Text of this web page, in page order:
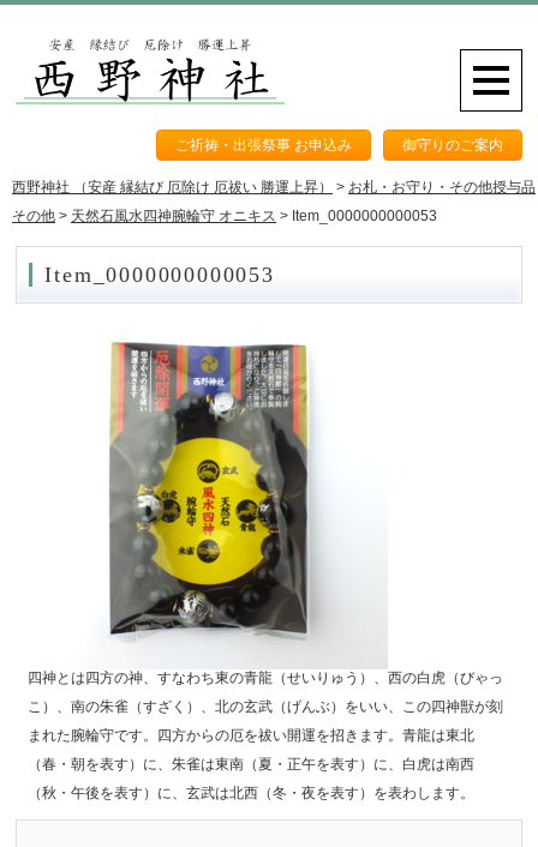
ご祈祷・出張祭事 お申込み 御守りのご案内
西野神社 （安産 縁結び 厄除け 厄祓い 勝運上昇） > お札・お守り・その他授与品
その他 > 天然石風水四神腕輪守 オニキス > Item_0000000000053
Item_0000000000053
四神とは四方の神、すなわち東の青龍（せいりゅう）、西の白虎（びゃっ
こ）、南の朱雀（すざく）、北の玄武（げんぶ）をいい、この四神獣が刻
まれた腕輪守です。四方からの厄を祓い開運を招きます。青龍は東北
（春・朝を表す）に、朱雀は東南（夏・正午を表す）に、白虎は南西
（秋・午後を表す）に、玄武は北西（冬・夜を表す）を表わします。